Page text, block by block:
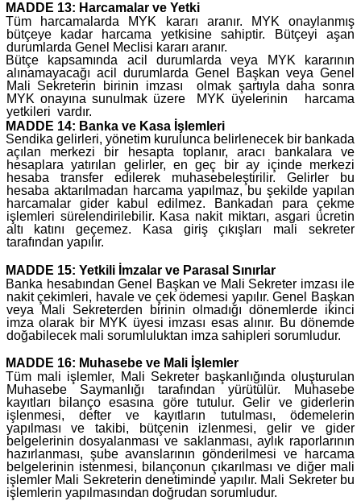
MADDE 13: Harcamalar ve Yetki
Tüm harcamalarda MYK kararı aranır. MYK onaylanmış
bütçeye kadar harcama yetkisine sahiptir. Bütçeyi aşan
durumlarda Genel Meclisi kararı aranır.
Bütçe kapsamında acil durumlarda veya MYK kararının
alınamayacağı acil durumlarda Genel Başkan veya Genel
Mali Sekreterin birinin imzası olmak şartıyla daha sonra
MYK onayına sunulmak üzere MYK üyelerinin harcama
yetkileri vardır.
MADDE 14: Banka ve Kasa İşlemleri
Sendika gelirleri, yönetim kurulunca belirlenecek bir bankada
açılan merkezi bir hesapta toplanır, aracı bankalara ve
hesaplara yatırılan gelirler, en geç bir ay içinde merkezi
hesaba transfer edilerek muhasebeleştirilir. Gelirler bu
hesaba aktarılmadan harcama yapılmaz, bu şekilde yapılan
harcamalar gider kabul edilmez. Bankadan para çekme
işlemleri sürelendirilebilir. Kasa nakit miktarı, asgari ücretin
altı katını geçemez. Kasa giriş çıkışları mali sekreter
tarafından yapılır.
MADDE 15: Yetkili İmzalar ve Parasal Sınırlar
Banka hesabından Genel Başkan ve Mali Sekreter imzası ile
nakit çekimleri, havale ve çek ödemesi yapılır. Genel Başkan
veya Mali Sekreterden birinin olmadığı dönemlerde ikinci
imza olarak bir MYK üyesi imzası esas alınır. Bu dönemde
doğabilecek mali sorumluluktan imza sahipleri sorumludur.
MADDE 16: Muhasebe ve Mali İşlemler
Tüm mali işlemler, Mali Sekreter başkanlığında oluşturulan
Muhasebe Saymanlığı tarafından yürütülür. Muhasebe
kayıtları bilanço esasına göre tutulur. Gelir ve giderlerin
işlenmesi, defter ve kayıtların tutulması, ödemelerin
yapılması ve takibi, bütçenin izlenmesi, gelir ve gider
belgelerinin dosyalanması ve saklanması, aylık raporlarının
hazırlanması, şube avanslarının gönderilmesi ve harcama
belgelerinin istenmesi, bilançonun çıkarılması ve diğer mali
işlemler Mali Sekreterin denetiminde yapılır. Mali Sekreter bu
işlemlerin yapılmasından doğrudan sorumludur.